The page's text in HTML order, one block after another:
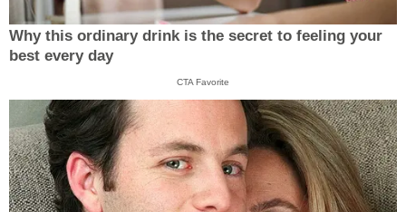
Why this ordinary drink is the secret to feeling your
best every day
CTA Favorite